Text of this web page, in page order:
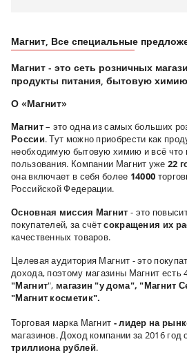
Магнит, Все специальные
Магнит - это сеть розничных
продукты питания, бытовую
О «Магнит»
Магнит– это одна из самых больших
России. Тут можно приобрести как
необходимую бытовую химию и всё что
пользования. Компании Магнит уже 22
она включает в себя более 14000
Российской Федерации.
Основная миссия Магнит - это
покупателей, за счётсокращения их
качественных товаров.
Целевая аудитория Магнит - это
дохода, поэтому магазины Магнит есть
"Магнит", магазин "у дома", "Магнит
"Магнит косметик".
Торговая марка Магнит - лидер на
магазинов. Доход компании за 2016 год
триллиона рублей.